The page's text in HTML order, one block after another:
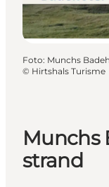
Foto: Munchs
© Hirtshals Turisme
Munchs
strand